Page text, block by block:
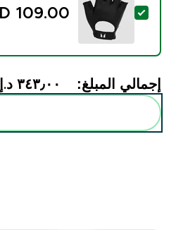
تحديد هذا المنتج - MP Lifting Gloves - Black - S109.00 AED‎
إجمالي المبلغ: ٣٤٣٫٠٠ د.إ.‏‎